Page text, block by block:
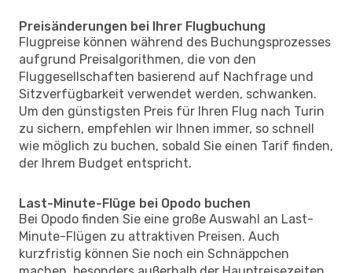
Preisänderungen bei Ihrer Flugbuchung
Flugpreise können während des Buchungsprozesses
aufgrund Preisalgorithmen, die von den
Fluggesellschaften basierend auf Nachfrage und
Sitzverfügbarkeit verwendet werden, schwanken.
Um den günstigsten Preis für Ihren Flug nach Turin
zu sichern, empfehlen wir Ihnen immer, so schnell
wie möglich zu buchen, sobald Sie einen Tarif finden,
der Ihrem Budget entspricht.
Last-Minute-Flüge bei Opodo buchen
Bei Opodo finden Sie eine große Auswahl an Last-
Minute-Flügen zu attraktiven Preisen. Auch
kurzfristig können Sie noch ein Schnäppchen